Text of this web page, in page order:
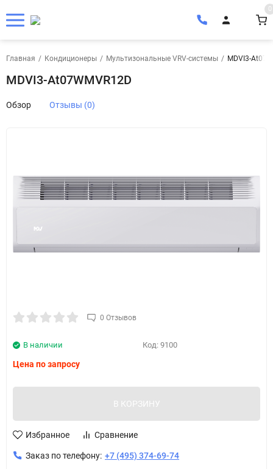
0
Главная / Кондиционеры / Мультизональные VRV-системы / MDVI3-
MDVI3-At07WMVR12D
Обзор Отзывы (0)
0 Отзывов
Код: 9100
В наличии
Цена по запросу
В КОРЗИНУ
Избранное Сравнение
Заказ по телефону: +7 (495) 374-69-74